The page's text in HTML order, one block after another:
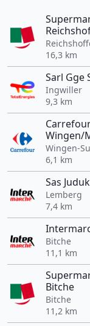
16,3 km
Sarl Gge
Ingwiller
9,3 km
Wingen/
Wingen-
6,1 km
Sas
Lemberg
7,4 km
Bitche
11,1 km
Bitche
Bitche
11,2 km